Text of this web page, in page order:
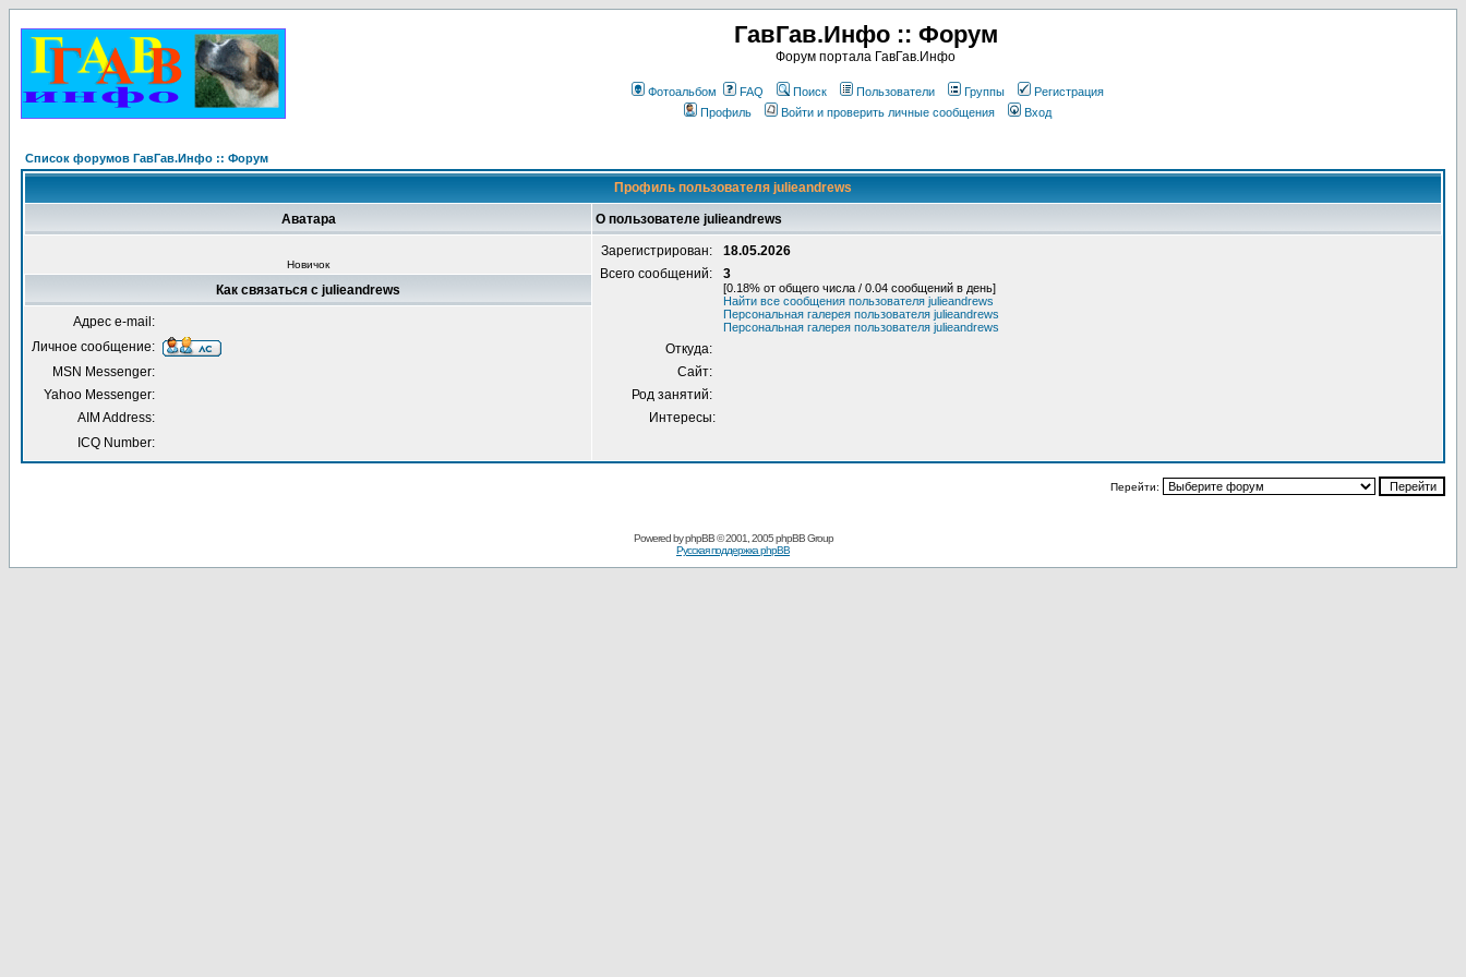
ГавГав.Инфо :: Форум
Форум портала ГавГав.Инфо
Фотоальбом FAQ Поиск Пользователи Группы
Регистрация
Профиль
Войти и проверить личные сообщения Вход
Список форумов ГавГав.Инфо :: Форум
Профиль пользователя julieandrews
Аватара О пользователе julieandrews
Новичок
Зарегистрирован:
18.05.2026
Всего сообщений:
3
[0.18% от общего числа / 0.04 сообщений в день]
Найти все сообщения пользователя julieandrews
Персональная галерея пользователя julieandrews
Персональная галерея пользователя julieandrews
Откуда:
Сайт:
Род занятий:
Интересы:
Как связаться с julieandrews
Адрес e-mail:
Личное сообщение:
MSN Messenger:
Yahoo Messenger:
AIM Address:
ICQ Number:
Перейти:
Powered byphpBB© 2001, 2005 phpBB Group
Русская поддержка phpBB